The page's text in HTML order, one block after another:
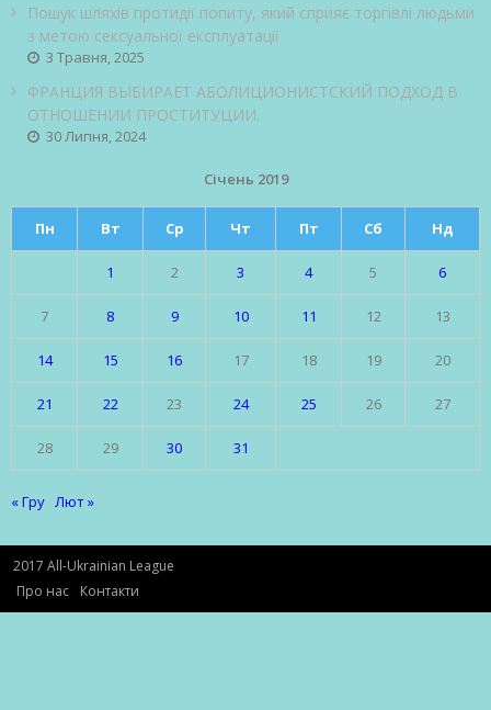
Пошук шляхів протидії попиту, який сприяє торгівлі людьми
з метою сексуальної експлуатації
3 Травня, 2025
ФРАНЦИЯ ВЫБИРАЕТ АБОЛИЦИОНИСТСКИЙ ПОДХОД В
ОТНОШЕНИИ ПРОСТИТУЦИИ.
30 Липня, 2024
Січень 2019
Пн Вт Ср Чт Пт Сб Нд
1 2 3 4 5 6
7 8 9 10 11 12 13
14 15 16 17 18 19 20
21 22 23 24 25 26 27
28 29 30 31
« Гру Лют »
2017 All-Ukrainian League
Про нас
Контакти